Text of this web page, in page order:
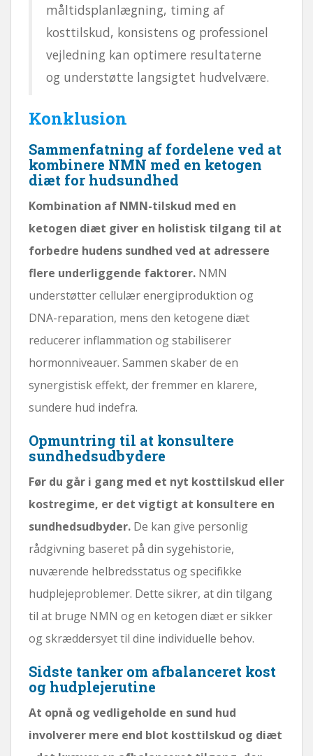
måltidsplanlægning, timing af
kosttilskud, konsistens og professionel
vejledning kan optimere resultaterne
og understøtte langsigtet hudvelvære.
Konklusion
Sammenfatning af fordelene ved at
kombinere NMN med en ketogen
diæt for hudsundhed
Kombination af NMN-tilskud med en
ketogen diæt giver en holistisk tilgang til at
forbedre hudens sundhed ved at adressere
flere underliggende faktorer. NMN
understøtter cellulær energiproduktion og
DNA-reparation, mens den ketogene diæt
reducerer inflammation og stabiliserer
hormonniveauer. Sammen skaber de en
synergistisk effekt, der fremmer en klarere,
sundere hud indefra.
Opmuntring til at konsultere
sundhedsudbydere
Før du går i gang med et nyt kosttilskud eller
kostregime, er det vigtigt at konsultere en
sundhedsudbyder. De kan give personlig
rådgivning baseret på din sygehistorie,
nuværende helbredsstatus og specifikke
hudplejeproblemer. Dette sikrer, at din tilgang
til at bruge NMN og en ketogen diæt er sikker
og skræddersyet til dine individuelle behov.
Sidste tanker om afbalanceret kost
og hudplejerutine
At opnå og vedligeholde en sund hud
involverer mere end blot kosttilskud og diæt